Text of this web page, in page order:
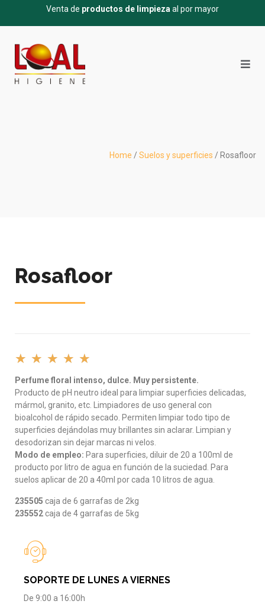
Venta de productos de limpieza al por mayor
Home / Suelos y superficies / Rosafloor
Rosafloor
★ ★ ★ ★ ★
Perfume floral intenso, dulce. Muy persistente.
Producto de pH neutro ideal para limpiar superficies delicadas,
mármol, granito, etc. Limpiadores de uso general con
bioalcohol de rápido secado. Permiten limpiar todo tipo de
superficies dejándolas muy brillantes sin aclarar. Limpian y
desodorizan sin dejar marcas ni velos.
Modo de empleo: Para superficies, diluir de 20 a 100ml de
producto por litro de agua en función de la suciedad. Para
suelos aplicar de 20 a 40ml por cada 10 litros de agua.
235505 caja de 6 garrafas de 2kg
235552 caja de 4 garrafas de 5kg
SOPORTE DE LUNES A VIERNES
De 9:00 a 16:00h